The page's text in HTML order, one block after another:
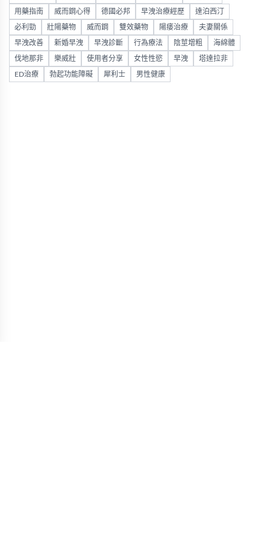
用藥指南 威而鋼心得 德國必邦 早洩治療經歷 達泊西汀
必利勁 壯陽藥物 威而鋼 雙效藥物 陽痿治療 夫妻關係
早洩改善 新婚早洩 早洩診斷 行為療法 陰莖增粗 海綿體
伐地那非 樂威壯 使用者分享 女性性慾 早洩 塔達拉非
ED治療 勃起功能障礙 犀利士 男性健康